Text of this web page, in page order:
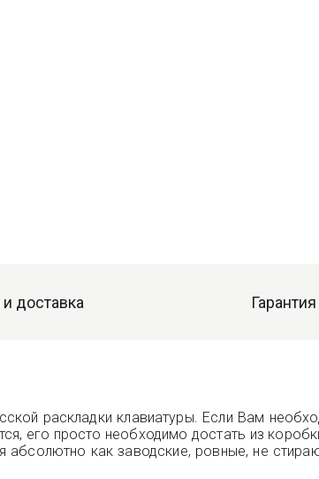
доставка Гарантия
раскладки клавиатуры. Если Вам
его просто необходимо достать из
как заводские, ровные, не